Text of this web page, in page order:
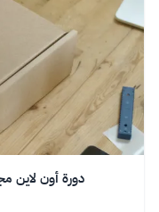
دورة أون لاين